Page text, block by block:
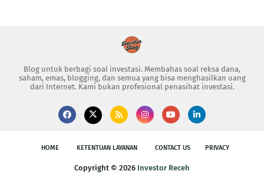
Blog untuk berbagi soal investasi. Membahas soal reksa dana,
saham, emas, blogging, dan semua yang bisa menghasilkan uang
dari Internet. Kami bukan profesional penasihat investasi.
HOME KETENTUAN LAYANAN CONTACT US PRIVACY
Copyright © 2026 Investor Receh